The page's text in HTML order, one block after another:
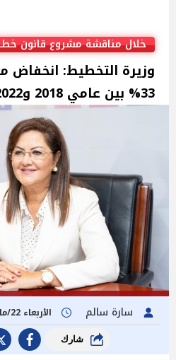
خلال مناقشة مشروع قانون خطة
وزيرة التخطيط:
33% بين عامي 2018 و2022
سارة سالم الأربعاء 22/مايو/2024 - 03:33 م
شارك